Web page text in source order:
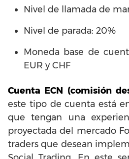
Nivel de llamada de
Nivel de parada: 20%
Moneda base de
EUR y CHF
Cuenta ECN (comisión
este tipo de cuenta está
que tengan una
proyectada del mercado
traders que desean